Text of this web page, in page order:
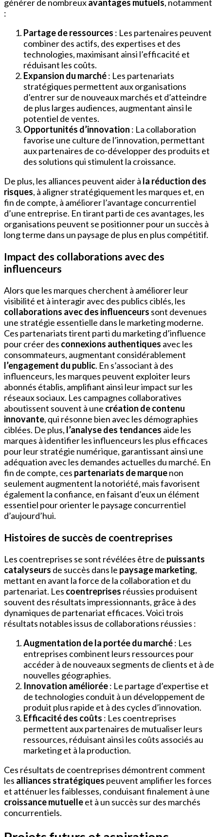
générer de nombreuxavantages mutuels, notamment
:
Partage de ressources : Les partenaires peuvent
combiner des actifs, des expertises et des
technologies, maximisant ainsi l’efficacité et
réduisant les coûts.
Expansion du marché: Les partenariats
stratégiques permettent aux organisations
d’entrer sur de nouveaux marchés et d’atteindre
de plus larges audiences, augmentant ainsi le
potentiel de ventes.
Opportunités d’innovation : La collaboration
favorise une culture de l’innovation, permettant
aux partenaires de co-développer des produits et
des solutions qui stimulent la croissance.
De plus, les alliances peuvent aider à la réduction des
risques, à aligner stratégiquement les marques et, en
fin de compte, à améliorer l’avantage concurrentiel
d’une entreprise. En tirant parti de ces avantages, les
organisations peuvent se positionner pour un succès à
long terme dans un paysage de plus en plus compétitif.
Impact des collaborations avec des
influenceurs
Alors que les marques cherchent à améliorer leur
visibilité et à interagir avec des publics ciblés, les
collaborations avec des influenceurs sont devenues
une stratégie essentielle dans le marketing moderne.
Ces partenariats tirent parti du marketing d’influence
pour créer des connexions authentiques avec les
consommateurs, augmentant considérablement
l’engagement du public. En s’associant à des
influenceurs, les marques peuvent exploiter leurs
abonnés établis, amplifiant ainsi leur impact sur les
réseaux sociaux. Les campagnes collaboratives
aboutissent souvent à une création de contenu
innovante, qui résonne bien avec les démographies
ciblées. De plus, l’analyse des tendances aide les
marques à identifier les influenceurs les plus efficaces
pour leur stratégie numérique, garantissant ainsi une
adéquation avec les demandes actuelles du marché. En
fin de compte, ces partenariats de marquenon
seulement augmentent la notoriété, mais favorisent
également la confiance, en faisant d’eux un élément
essentiel pour orienter le paysage concurrentiel
d’aujourd’hui.
Histoires de succès de coentreprises
Les coentreprises se sont révélées être de puissants
catalyseurs de succès dans le paysage marketing,
mettant en avant la force de la collaboration et du
partenariat. Les coentreprises réussies produisent
souvent des résultats impressionnants, grâce à des
dynamiques de partenariat efficaces. Voici trois
résultats notables issus de collaborations réussies :
Augmentation de la portée du marché: Les
entreprises combinent leurs ressources pour
accéder à de nouveaux segments de clients et à de
nouvelles géographies.
Innovation améliorée: Le partage d’expertise et
de technologies conduit à un développement de
produit plus rapide et à des cycles d’innovation.
Efficacité des coûts : Les coentreprises
permettent aux partenaires de mutualiser leurs
ressources, réduisant ainsi les coûts associés au
marketing et à la production.
Ces résultats de coentreprises démontrent comment
les alliances stratégiques peuvent amplifier les forces
et atténuer les faiblesses, conduisant finalement à une
croissance mutuelleet à un succès sur des marchés
concurrentiels.